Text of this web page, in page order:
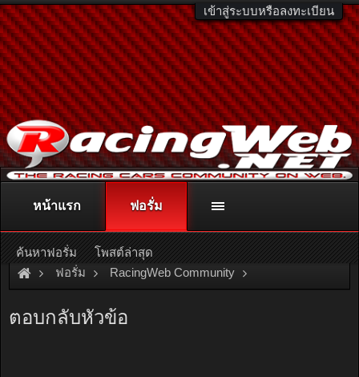
เข้าสู่ระบบหรือลงทะเบียน
ติดต่อลงโฆษณา racingweb@gmail.comหรือโทร. 081-811-1138
หรืออ่านรายละเอียดเพิ่มเติม คลิกที่นี่
ฟอรั่ม RacingWeb Community
ตอบกลับหัวข้อ
หน้าแรก ฟอรั่ม
ค้นหาฟอรั่ม โพสต์ล่าสุด